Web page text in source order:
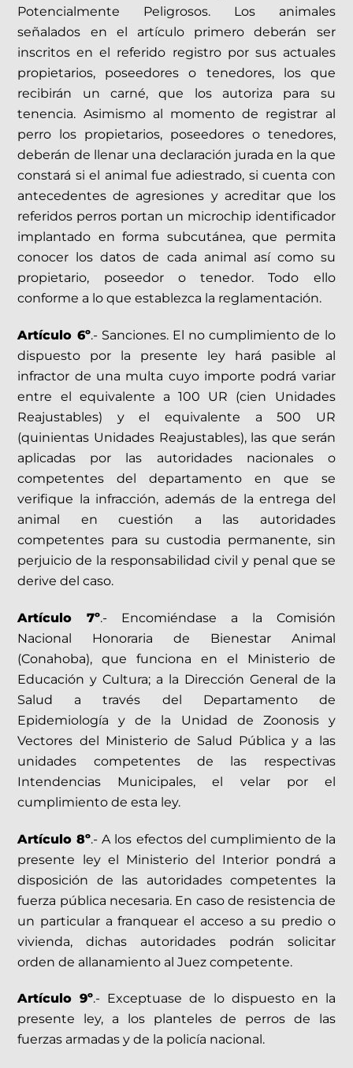
Potencialmente Peligrosos. Los animales
señalados en el artículo primero deberán ser
inscritos en el referido registro por sus actuales
propietarios, poseedores o tenedores, los que
recibirán un carné, que los autoriza para su
tenencia. Asimismo al momento de registrar al
perro los propietarios, poseedores o tenedores,
deberán de llenar una declaración jurada en la que
constará si el animal fue adiestrado, si cuenta con
antecedentes de agresiones y acreditar que los
referidos perros portan un microchip identificador
implantado en forma subcutánea, que permita
conocer los datos de cada animal así como su
propietario, poseedor o tenedor. Todo ello
conforme a lo que establezca la reglamentación.
Artículo 6º.- Sanciones. El no cumplimiento de lo
dispuesto por la presente ley hará pasible al
infractor de una multa cuyo importe podrá variar
entre el equivalente a 100 UR (cien Unidades
Reajustables) y el equivalente a 500 UR
(quinientas Unidades Reajustables), las que serán
aplicadas por las autoridades nacionales o
competentes del departamento en que se
verifique la infracción, además de la entrega del
animal en cuestión a las autoridades
competentes para su custodia permanente, sin
perjuicio de la responsabilidad civil y penal que se
derive del caso.
Artículo 7º.- Encomiéndase a la Comisión
Nacional Honoraria de Bienestar Animal
(Conahoba), que funciona en el Ministerio de
Educación y Cultura; a la Dirección General de la
Salud a través del Departamento de
Epidemiología y de la Unidad de Zoonosis y
Vectores del Ministerio de Salud Pública y a las
unidades competentes de las respectivas
Intendencias Municipales, el velar por el
cumplimiento de esta ley.
Artículo 8º.- A los efectos del cumplimiento de la
presente ley el Ministerio del Interior pondrá a
disposición de las autoridades competentes la
fuerza pública necesaria. En caso de resistencia de
un particular a franquear el acceso a su predio o
vivienda, dichas autoridades podrán solicitar
orden de allanamiento al Juez competente.
Artículo 9º.- Exceptuase de lo dispuesto en la
presente ley, a los planteles de perros de las
fuerzas armadas y de la policía nacional.